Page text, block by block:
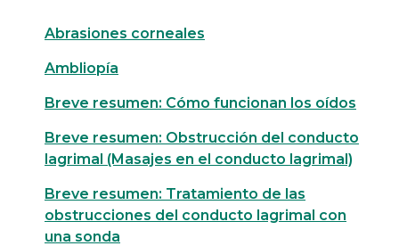
Abrasiones corneales
Ambliopía
Breve resumen: Cómo funcionan los oídos
Breve resumen: Obstrucción del conducto
lagrimal (Masajes en el conducto lagrimal)
Breve resumen: Tratamiento de las
obstrucciones del conducto lagrimal con
una sonda